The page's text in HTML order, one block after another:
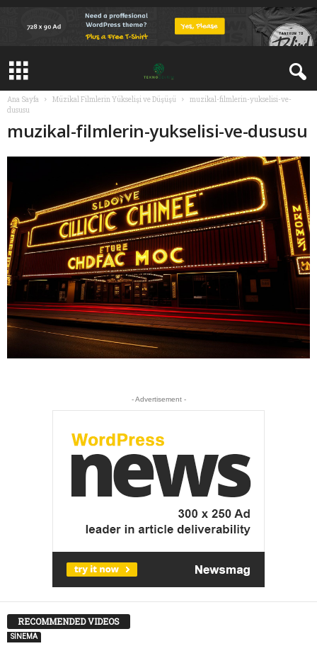
Ana Sayfa Müzikal Filmlerin Yükselişi ve Düşüşü
muzikal-filmlerin-yukselisi-ve-
dususu
muzikal-filmlerin-yukselisi-ve-dususu
- Advertisement -
RECOMMENDED VIDEOS
SİNEMA